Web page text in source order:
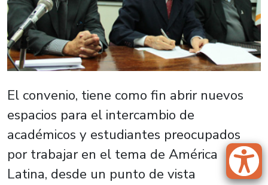
El convenio, tiene como fin abrir nuevos
espacios para el intercambio de
académicos y estudiantes preocupados
por trabajar en el tema de América
Latina, desde un punto de vista